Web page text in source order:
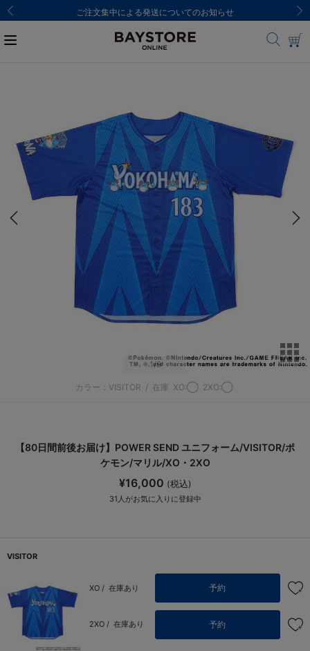
ご注文集中による発送についてのお知らせ
1/9
カラー：VISITOR / 在庫 XO:◯ 2XO:◯
【80日間前後お届け】POWER SEND ユニフォーム/VISITOR/ポ
ケモン/マリル/XO・2XO
¥16,000 (税込)
31 人がお気に入りに登録中
VISITOR
XO / 在庫あり 予約
2XO / 在庫あり 予約